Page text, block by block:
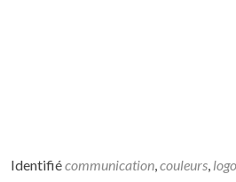
Identifiécommunication,couleurs, logo